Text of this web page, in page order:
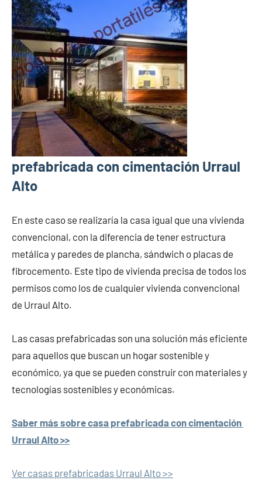
prefabricada con cimentación Urraul
Alto
En este caso se realizaría la casa igual que una vivienda
convencional, con la diferencia de tener estructura
metálica y paredes de plancha, sándwich o placas de
fibrocemento. Este tipo de vivienda precisa de todos los
permisos como los de cualquier vivienda convencional
de Urraul Alto.
Las casas prefabricadas son una solución más eficiente
para aquellos que buscan un hogar sostenible y
económico, ya que se pueden construir con materiales y
tecnologías sostenibles y económicas.
Saber más sobre casa prefabricada con cimentación
Urraul Alto >>
Ver casas prefabricadas Urraul Alto >>